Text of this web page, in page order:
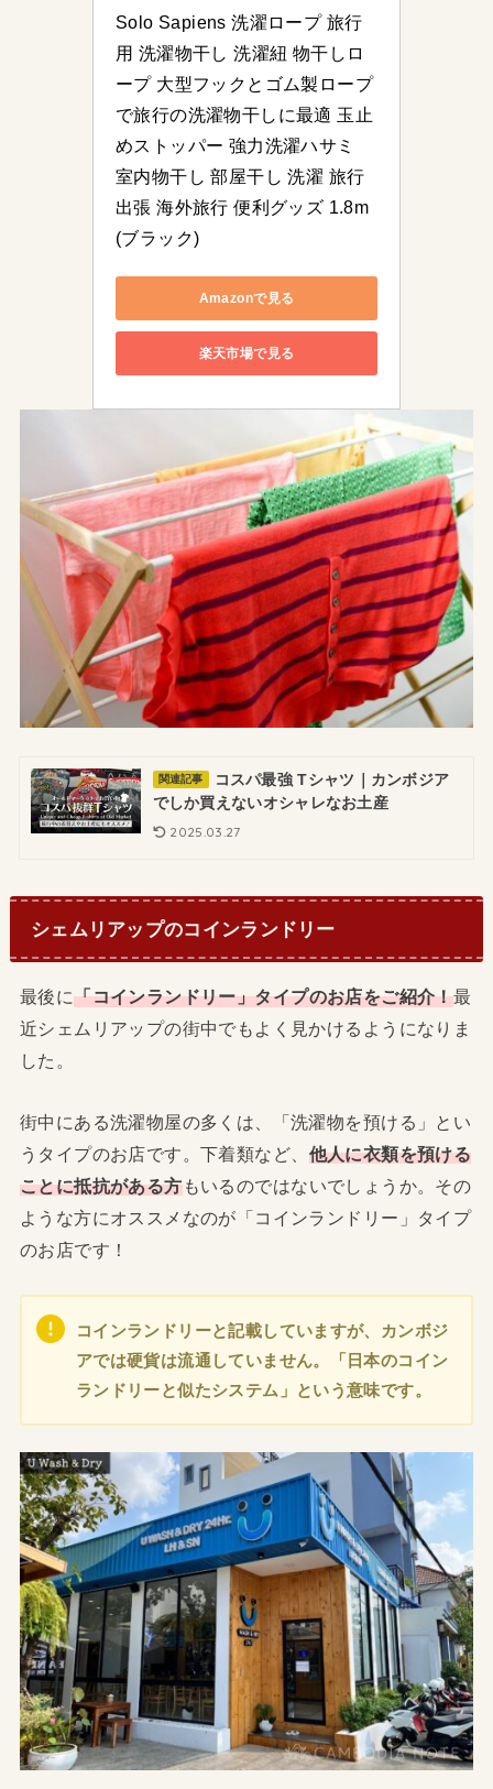
Solo Sapiens 洗濯ロープ 旅行
用 洗濯物干し 洗濯紐 物干しロ
ープ 大型フックとゴム製ロープ
で旅行の洗濯物干しに最適 玉止
めストッパー 強力洗濯ハサミ
室内物干し 部屋干し 洗濯 旅行
出張 海外旅行 便利グッズ 1.8m
(ブラック)
Amazonで見る
楽天市場で見る
関連記事
コスパ最強 Tシャツ｜カンボジア
でしか買えないオシャレなお土産
2025.03.27
シェムリアップのコインランドリー
最後に「コインランドリー」タイプのお店をご紹介！最
近シェムリアップの街中でもよく見かけるようになりま
した。
街中にある洗濯物屋の多くは、「洗濯物を預ける」とい
うタイプのお店です。下着類など、 他人に衣類を預ける
ことに抵抗がある方もいるのではないでしょうか。その
ような方にオススメなのが「コインランドリー」タイプ
のお店です！
コインランドリーと記載していますが、カンボジ
アでは硬貨は流通していません。「日本のコイン
ランドリーと似たシステム」という意味です。